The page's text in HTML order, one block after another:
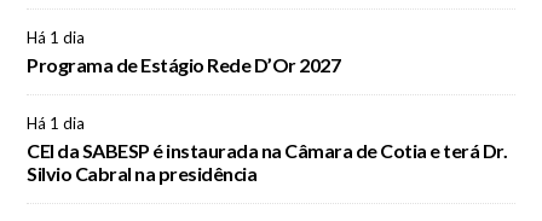
Há 1 dia
Programa de Estágio Rede D’Or 2027
Há 1 dia
CEI da SABESP é instaurada na Câmara de Cotia e terá Dr.
Silvio Cabral na presidência